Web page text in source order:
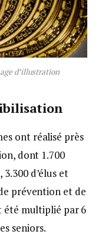
d’illustration
ont réalisé près
dont 1.700
d’élus et
prévention et de
été multiplié par 6
seniors.